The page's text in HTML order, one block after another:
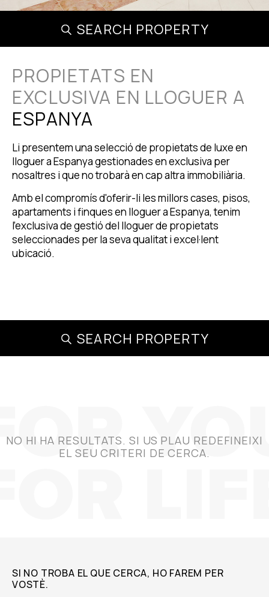
SEARCH PROPERTY
PROPIETATS EN
EXCLUSIVA EN LLOGUER A
ESPANYA
Li presentem una selecció de propietats de luxe en
lloguer a Espanya gestionades en exclusiva per
nosaltres i que no trobarà en cap altra immobiliària.
Amb el compromís d'oferir-li les millors cases, pisos,
apartaments i finques en lloguer a Espanya, tenim
l'exclusiva de gestió del lloguer de propietats
seleccionades per la seva qualitat i excel·lent
ubicació.
SEARCH PROPERTY
NO HI HA RESULTATS. SI US PLAU REDEFINEIXI
EL SEU CRITERI DE CERCA.
SI NO TROBA EL QUE CERCA, HO FAREM PER
VOSTÈ.